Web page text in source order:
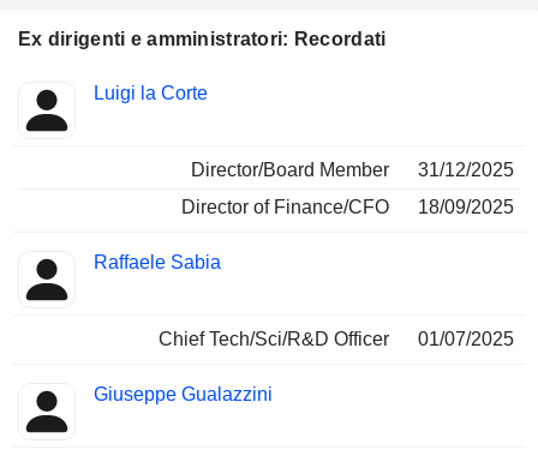
Ex dirigenti e amministratori: Recordati
Insider
Posizioni
ricoperte
Luigi la Corte
Director/Board Member
31/12/2025
Director of Finance/CFO
18/09/2025
Raffaele Sabia
Chief Tech/Sci/R&D Officer 01/07/2025
Giuseppe Gualazzini